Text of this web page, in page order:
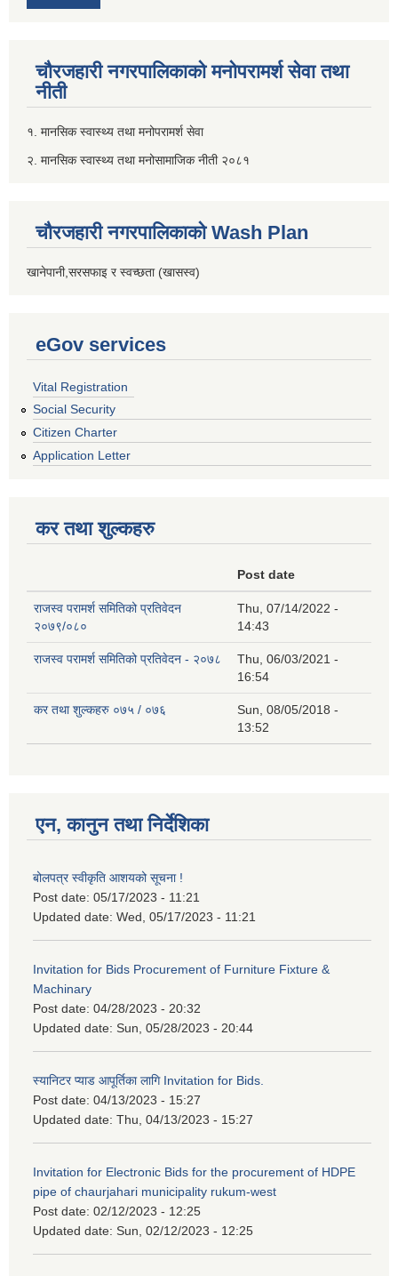
चौरजहारी नगरपालिकाको मनोपरामर्श सेवा तथा
नीती
१. मानसिक स्वास्थ्य तथा मनोपरामर्श सेवा
२. मानसिक स्वास्थ्य तथा मनोसामाजिक नीती २०८१
चौरजहारी नगरपालिकाको Wash Plan
खानेपानी,सरसफाइ र स्वच्छता (खासस्व)
eGov services
Vital Registration
Social Security
Citizen Charter
Application Letter
कर तथा शुल्कहरु
Post date
राजस्व परामर्श समितिको प्रतिवेदन
२०७९/०८०
Thu, 07/14/2022 -
14:43
राजस्व परामर्श समितिको प्रतिवेदन - २०७८
Thu, 06/03/2021 -
16:54
कर तथा शुल्कहरु ०७५ / ०७६
Sun, 08/05/2018 -
13:52
एन, कानुन तथा निर्देशिका
बोलपत्र स्वीकृति आशयको सूचना !
Post date: 05/17/2023 - 11:21
Updated date: Wed, 05/17/2023 - 11:21
Invitation for Bids Procurement of Furniture Fixture &
Machinary
Post date: 04/28/2023 - 20:32
Updated date: Sun, 05/28/2023 - 20:44
स्यानिटर प्याड आपूर्तिका लागि Invitation for Bids.
Post date: 04/13/2023 - 15:27
Updated date: Thu, 04/13/2023 - 15:27
Invitation for Electronic Bids for the procurement of HDPE
pipe of chaurjahari municipality rukum-west
Post date: 02/12/2023 - 12:25
Updated date: Sun, 02/12/2023 - 12:25